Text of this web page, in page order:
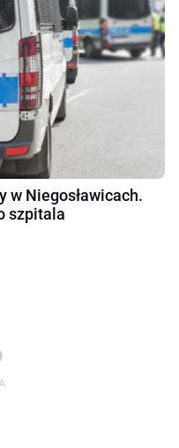
w Niegosławicach.
szpitala